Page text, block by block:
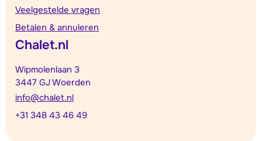
Veelgestelde vragen
Betalen & annuleren
Chalet.nl
Wipmolenlaan 3
3447 GJ Woerden
info@chalet.nl
+31 348 43 46 49